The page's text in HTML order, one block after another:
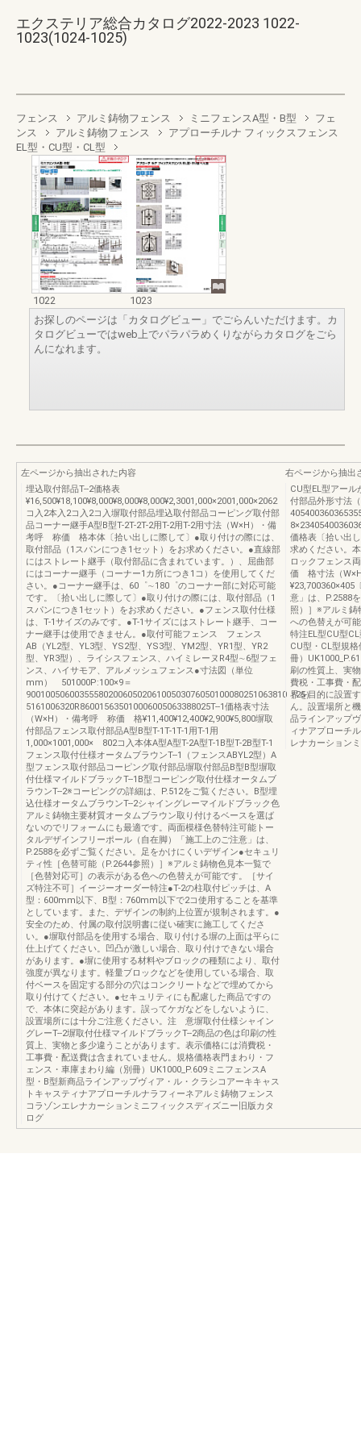
エクステリア総合カタログ2022-2023 1022-
1023(1024-1025)
フェンス アルミ鋳物フェンス ミニフェンスA型・B型
フェ
ンス
アルミ鋳物フェンス
アプローチルナ フィックスフェンス
EL型・CU型・CL型
1022
1023
お探しのページは「カタログビュー」でごらんいただけます。カ
タログビューではweb上でパラパラめくりながらカタログをごら
んになれます。
左ページから抽出された内容
埋込取付部品T--2価格表
¥16,500¥18,100¥8,000¥8,000¥8,000¥2,3001,000×2001,000×2062
コ入2本入2コ入2コ入塀取付部品埋込取付部品コーピング取付部
品コーナー継手A型B型T-2T-2T-2用T-2用T-2用寸法（W×H）・備
考呼 称価 格本体〔拾い出しに際して〕●取り付けの際には、
取付部品（1スパンにつき1セット）をお求めください。●直線部
にはストレート継手（取付部品に含まれています。）、屈曲部
にはコーナー継手（コーナー1カ所につき1コ）を使用してくだ
さい。●コーナー継手は、60゜∼180゜のコーナー部に対応可能
です。〔拾い出しに際して〕●取り付けの際には、取付部品（1
スパンにつき1セット）をお求めください。●フェンス取付仕様
は、T-1サイズのみです。●T-1サイズにはストレート継手、コー
ナー継手は使用できません。●取付可能フェンス フェンス
AB（YL2型、YL3型、YS2型、YS3型、YM2型、YR1型、YR2
型、YR3型）、ライシスフェンス、ハイミレーヌR4型∼6型フェ
ンス、ハイサモア、アルメッシュフェンス●寸法図（単位
mm） 501000P:100×9＝
900100506003555802006050206100503076050100080251063810（25）
5161006320R860015635010006005063388025T--1価格表寸法
（W×H）・備考呼 称価 格¥11,400¥12,400¥2,900¥5,800塀取
付部品フェンス取付部品A型B型T-1T-1T-1用T-1用
1,000×1001,000× 802コ入本体A型A型T-2A型T-1B型T-2B型T-1
フェンス取付仕様オータムブラウンT--1（フェンスABYL2型）A
型フェンス取付部品コーピング取付部品塀取付部品B型B型塀取
付仕様マイルドブラックT--1B型コーピング取付仕様オータムブ
ラウンT--2※コーピングの詳細は、P.512をご覧ください。B型埋
込仕様オータムブラウンT--2シャイングレーマイルドブラック色
アルミ鋳物主要材質オータムブラウン取り付けるベースを選ば
ないのでリフォームにも最適です。両面模様色替特注可能トー
タルデザインフリーポール（自在脚）「施工上のご注意」は、
P.2588を必ずご覧ください。足をかけにくいデザイン●セキュリ
ティ性［色替可能（P.2644参照）］※アルミ鋳物色見本一覧で
［色替対応可］の表示がある色への色替えが可能です。［サイ
ズ特注不可］イージーオーダー特注●T-2の柱取付ピッチは、A
型：600mm以下、B型：760mm以下で2コ使用することを基準
としています。また、デザインの制約上位置が規制されます。●
安全のため、付属の取付説明書に従い確実に施工してくださ
い。●塀取付部品を使用する場合、取り付ける塀の上面は平らに
仕上げてください。凹凸が激しい場合、取り付けできない場合
があります。●塀に使用する材料やブロックの種類により、取付
強度が異なります。軽量ブロックなどを使用している場合、取
付ベースを固定する部分の穴はコンクリートなどで埋めてから
取り付けてください。●セキュリティにも配慮した商品ですの
で、本体に突起があります。誤ってケガなどをしないように、
設置場所には十分ご注意ください。注 意塀取付仕様シャイン
グレーT--2塀取付仕様マイルドブラックT--2商品の色は印刷の性
質上、実物と多少違うことがあります。表示価格には消費税・
工事費・配送費は含まれていません。規格価格表門まわり・フ
ェンス・車庫まわり編（別冊）UK1000_P.609ミニフェンスA
型・B型新商品ラインアップヴィア・ル・クラシコアーキキャス
トキャスティナアプローチルナラフィーネアルミ鋳物フェンス
コラゾンエレナカーションミニフィックスディズニー旧版カタ
ログ
右ページから抽出
CU型EL型アール
付部品外形寸法
価格表〔拾い出
求めください。
ロックフェンス
価 格寸法（
¥23,700360×405
意」は、P.2588
照）］※アルミ鋳
への色替えが可
特注EL型CU型
CU型・CL型規
冊）
刷の性質上、実
費税・工事費・
界を目的に設置
ん。設置場所と
品ラインアップ
ィナアプローチ
レナカーション